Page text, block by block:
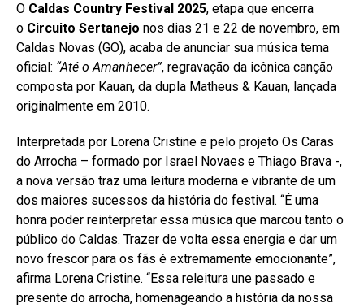
O Caldas Country Festival 2025, etapa que encerra
o Circuito Sertanejo nos dias 21 e 22 de novembro, em
Caldas Novas (GO), acaba de anunciar sua música tema
oficial: “Até o Amanhecer”, regravação da icônica canção
composta por Kauan, da dupla Matheus & Kauan, lançada
originalmente em 2010.
Interpretada por Lorena Cristine e pelo projeto Os Caras
do Arrocha – formado por Israel Novaes e Thiago Brava -,
a nova versão traz uma leitura moderna e vibrante de um
dos maiores sucessos da história do festival. “É uma
honra poder reinterpretar essa música que marcou tanto o
público do Caldas. Trazer de volta essa energia e dar um
novo frescor para os fãs é extremamente emocionante”,
afirma Lorena Cristine. “Essa releitura une passado e
presente do arrocha, homenageando a história da nossa